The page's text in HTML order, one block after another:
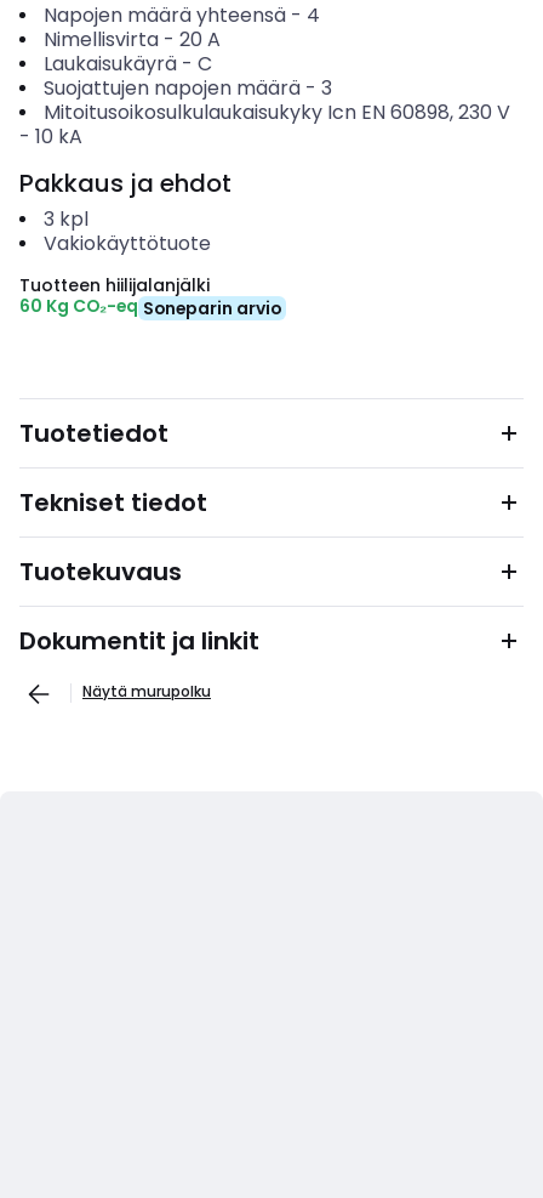
Napojen määrä yhteensä- 4
Nimellisvirta- 20 A
Laukaisukäyrä- C
Suojattujen napojen määrä- 3
Mitoitusoikosulkulaukaisukyky Icn EN 60898, 230 V
- 10 kA
Pakkaus ja ehdot
3 kpl
Vakiokäyttötuote
Tuotteen hiilijalanjälki
60 Kg CO₂-eq Soneparin arvio
Tuotetiedot
Tekniset tiedot
Tuotekuvaus
Dokumentit ja linkit
Näytä murupolku